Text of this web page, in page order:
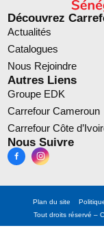
Découvrez
Actualités
Catalogues
Nous Rejoindre
Autres Liens
Groupe EDK
Carrefour Cameroun
Carrefour Côte
Nous Suivre
Plan du site
Tout droits réservé –